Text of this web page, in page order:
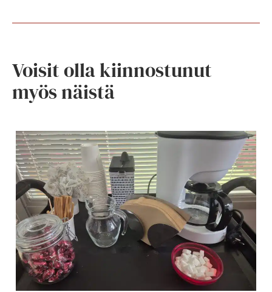
Voisit olla kiinnostunut
myös näistä